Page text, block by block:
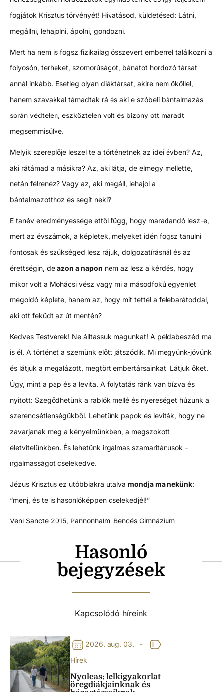
fogjátok Krisztus törvényét! Hivatásod, küldetésed: Látni,
megállni, lehajolni, ápolni, gondozni.
Mert ha nem is fogsz fizikailag összevert emberrel találkozni a
folyosón, terheket, szomorúságot, bánatot hordozó társat
annál inkább. Esetleg olyan diáktársat, akire nem ököllel,
hanem szavakkal támadtak rá és aki e szóbeli bántalmazás
során védtelen, eszköztelen volt és bizony ott maradt
megsemmisülve.
Melyik szereplője leszel te a történetnek az idei évben? Az,
aki rátámad a másikra? Az, aki látja, de elmegy mellette,
netán félrenéz? Vagy az, aki megáll, lehajol a
bántalmazotthoz és segít neki?
E tanév eredményessége ettől függ, hogy maradandó lesz-e,
mert az évszámok, a képletek, melyeket idén fogsz tanulni
fontosak és szükséged lesz rájuk, dolgozatírásnál és az
érettségin, de azon a napon nem az lesz a kérdés, hogy
mikor volt a Mohácsi vész vagy mi a másodfokú egyenlet
megoldó képlete, hanem az, hogy mit tettél a felebarátoddal,
aki ott feküdt az út mentén?
Kedves Testvérek! Ne álltassuk magunkat! A példabeszéd ma
is él. A történet a szemünk előtt játszódik. Mi megyünk-jövünk
és látjuk a megalázott, megtört embertársainkat. Látjuk őket.
Úgy, mint a pap és a levita. A folytatás ránk van bízva és
nyitott: Szegődhetünk a rablók mellé és nyereséget húzunk a
szerencsétlenségükből. Lehetünk papok és leviták, hogy ne
zavarjanak meg a kényelmünkben, a megszokott
életvitelünkben. És lehetünk irgalmas szamaritánusok –
irgalmasságot cselekedve.
Jézus Krisztus ez utóbbiakra utalva mondja ma nekünk:
“menj, és te is hasonlóképpen cselekedjél!”
Veni Sancte 2015, Pannonhalmi Bencés Gimnázium
Hasonló
bejegyzések
Kapcsolódó híreink
2026. aug. 03. -
Hírek
Nyolcas: lelkigyakorlat
öregdiákjainknak és